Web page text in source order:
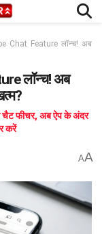
Chat Feature लॉन्च! अब
लॉन्च! अब
चैट फीचर, अब ऐप के अंदर
करें
AA